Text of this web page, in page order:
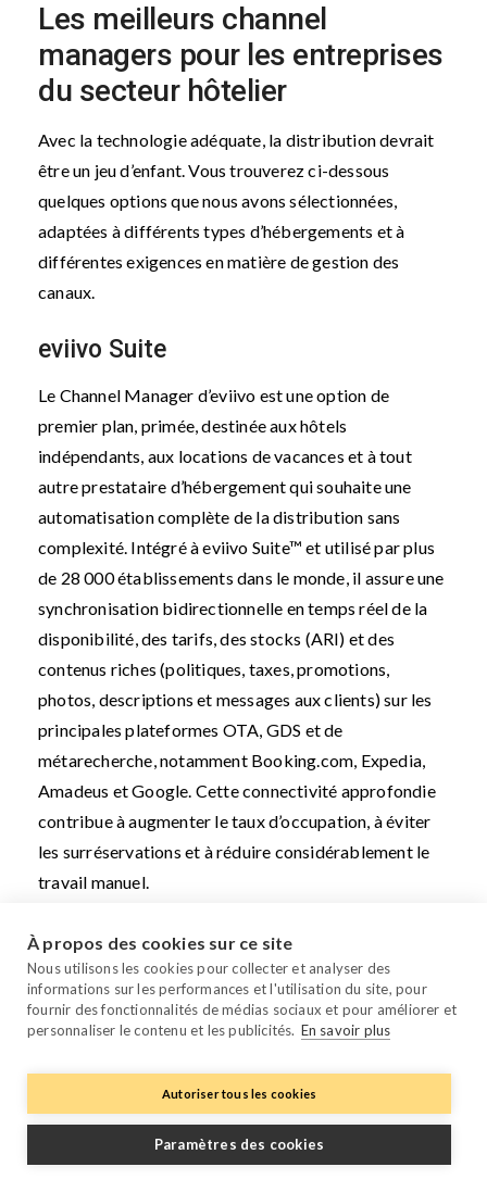
Les meilleurs channel
managers pour les entreprises
du secteur hôtelier
Avec la technologie adéquate, la distribution devrait
être un jeu d’enfant. Vous trouverez ci-dessous
quelques options que nous avons sélectionnées,
adaptées à différents types d’hébergements et à
différentes exigences en matière de gestion des
canaux.
eviivo Suite
Le Channel Manager d’eviivo est une option de
premier plan, primée, destinée aux hôtels
indépendants, aux locations de vacances et à tout
autre prestataire d’hébergement qui souhaite une
automatisation complète de la distribution sans
complexité. Intégré à eviivo Suite™ et utilisé par plus
de 28 000 établissements dans le monde, il assure une
synchronisation bidirectionnelle en temps réel de la
disponibilité, des tarifs, des stocks (ARI) et des
contenus riches (politiques, taxes, promotions,
photos, descriptions et messages aux clients) sur les
principales plateformes OTA, GDS et de
métarecherche, notamment Booking.com, Expedia,
Amadeus et Google. Cette connectivité approfondie
contribue à augmenter le taux d’occupation, à éviter
les surréservations et à réduire considérablement le
travail manuel.
mises à jour ARI, eviivo distribue un contenu riche et
amélioré par l’IA et centralise les communications
avec les clients, les paiements et les rapprochements
par canal ou en masse, eviivo aide les entreprises du
secteur de l’hôtellerie à aller plus loin, plus vite et sans
À propos des cookies sur ce site
Nous utilisons les cookies pour collecter et analyser des
informations sur les performances et l'utilisation du site, pour
fournir des fonctionnalités de médias sociaux et pour améliorer et
personnaliser le contenu et les publicités. En savoir plus
Autoriser tous les cookies
Paramètres des cookies